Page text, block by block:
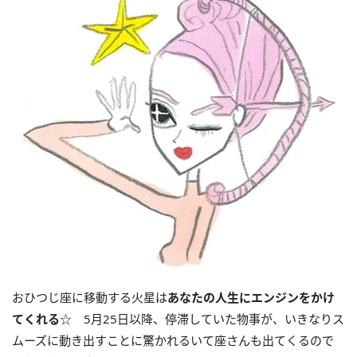
おひつじ座に移動する火星はあなたの人生にエンジンをかけ
てくれる☆ 5月25日以降、停滞していた物事が、いきなりス
ムーズに動き出すことに驚かれるいて座さんも出てくるので